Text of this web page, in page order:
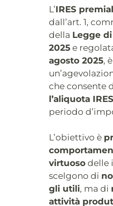
L’IRES
dall’art. 1,
della Legge
2025e
agosto 2025, è
che consente
l’aliquota
periodo
L’obiettivo è
virtuosodelle
scelgono di
gli utili, ma di
attività